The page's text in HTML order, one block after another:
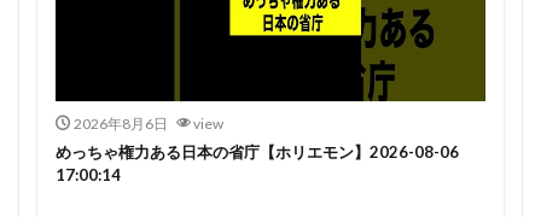
2026年8月6日 view
めっちゃ権力ある日本の省庁【ホリエモン】2026-08-06
17:00:14